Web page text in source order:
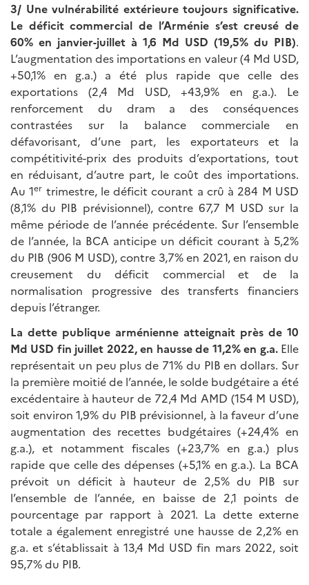
3/ Une vulnérabilité extérieure toujours significative.
Le déficit commercial de l’Arménie s’est creusé de
60% en janvier-juillet à 1,6 Md USD (19,5% du PIB).
L’augmentation des importations en valeur (4 Md USD,
+50,1% en g.a.) a été plus rapide que celle des
exportations (2,4 Md USD, +43,9% en g.a.). Le
renforcement du dram a des conséquences
contrastées sur la balance commerciale en
défavorisant, d’une part, les exportateurs et la
compétitivité-prix des produits d’exportations, tout
en réduisant, d’autre part, le coût des importations.
Au 1er trimestre, le déficit courant a crû à 284 M USD
(8,1% du PIB prévisionnel), contre 67,7 M USD sur la
même période de l’année précédente. Sur l’ensemble
de l’année, la BCA anticipe un déficit courant à 5,2%
du PIB (906 M USD), contre 3,7% en 2021, en raison du
creusement du déficit commercial et de la
normalisation progressive des transferts financiers
depuis l’étranger.
La dette publique arménienne atteignait près de 10
Md USD fin juillet 2022, en hausse de 11,2% en g.a.Elle
représentait un peu plus de 71% du PIB en dollars. Sur
la première moitié de l’année, le solde budgétaire a été
excédentaire à hauteur de 72,4 Md AMD (154 M USD),
soit environ 1,9% du PIB prévisionnel, à la faveur d’une
augmentation des recettes budgétaires (+24,4% en
g.a.), et notamment fiscales (+23,7% en g.a.) plus
rapide que celle des dépenses (+5,1% en g.a.). La BCA
prévoit un déficit à hauteur de 2,5% du PIB sur
l’ensemble de l’année, en baisse de 2,1 points de
pourcentage par rapport à 2021. La dette externe
totale a également enregistré une hausse de 2,2% en
g.a. et s’établissait à 13,4 Md USD fin mars 2022, soit
95,7% du PIB.